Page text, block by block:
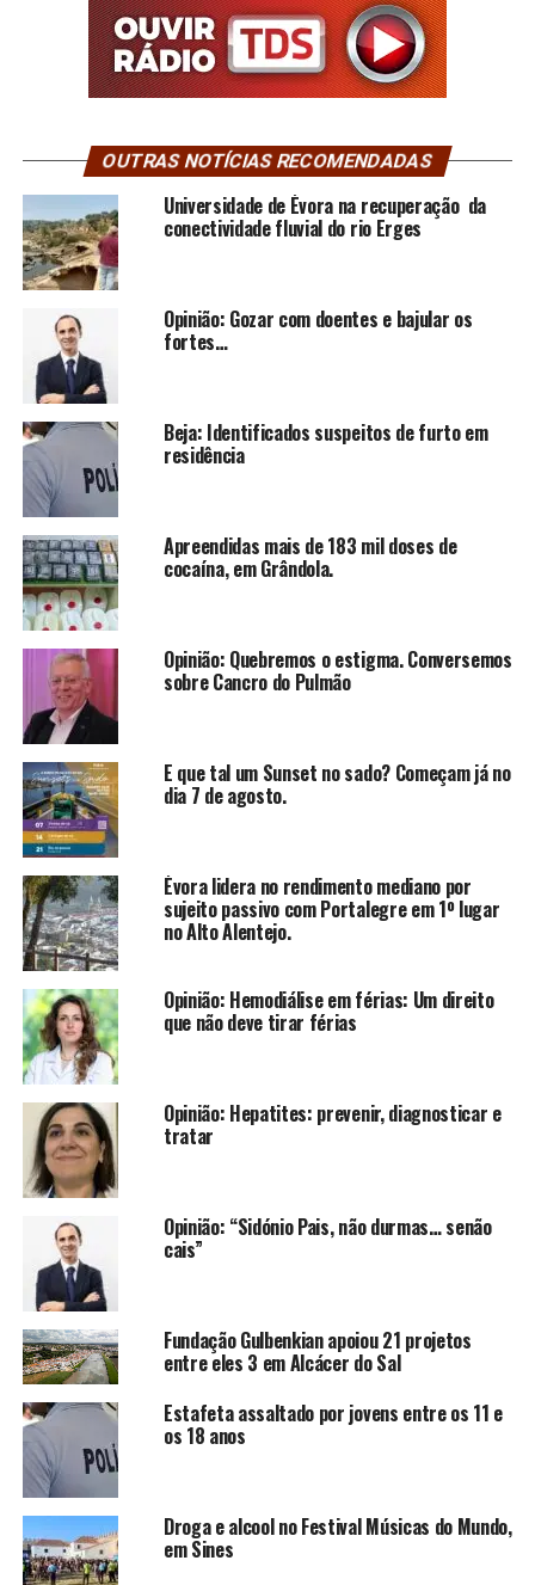
OUTRAS NOTÍCIAS RECOMENDADAS
Universidade de Évora na recuperação da
conectividade fluvial do rio Erges
Opinião: Gozar com doentes e bajular os
fortes…
Beja: Identificados suspeitos de furto em
residência
Apreendidas mais de 183 mil doses de
cocaína, em Grândola.
Opinião: Quebremos o estigma. Conversemos
sobre Cancro do Pulmão
E que tal um Sunset no sado? Começam já no
dia 7 de agosto.
Évora lidera no rendimento mediano por
sujeito passivo com Portalegre em 1º lugar
no Alto Alentejo.
Opinião: Hemodiálise em férias: Um direito
que não deve tirar férias
Opinião: Hepatites: prevenir, diagnosticar e
tratar
Opinião: “Sidónio Pais, não durmas… senão
cais”
Fundação Gulbenkian apoiou 21 projetos
entre eles 3 em Alcácer do Sal
Estafeta assaltado por jovens entre os 11 e
os 18 anos
Droga e alcool no Festival Músicas do Mundo,
em Sines